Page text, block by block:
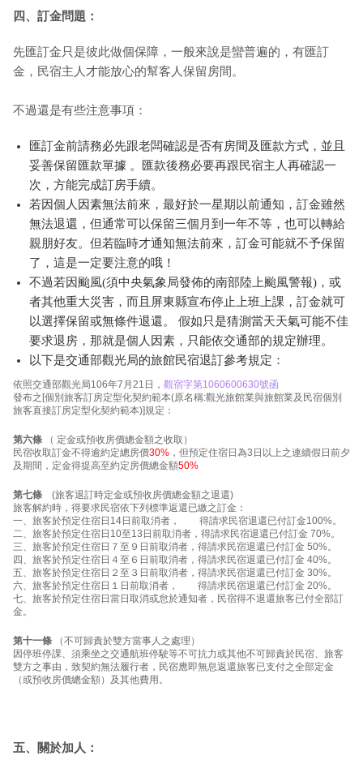
四、訂金問題：
先匯訂金只是彼此做個保障，一般來說是蠻普遍的，有匯訂
金，民宿主人才能放心的幫客人保留房間。
不過還是有些注意事項：
匯訂金前請務必先跟老闆確認是否有房間及匯款方式，並且
妥善保留匯款單據 。匯款後務必要再跟民宿主人再確認一
次，方能完成訂房手續。
若因個人因素無法前來，最好於一星期以前通知，訂金雖然
無法退還，但通常可以保留三個月到一年不等，也可以轉給
親朋好友。但若臨時才通知無法前來，訂金可能就不予保留
了，這是一定要注意的哦！
不過若因颱風(須中央氣象局發佈的南部陸上颱風警報)，或
者其他重大災害，而且屏東縣宣布停止上班上課，訂金就可
以選擇保留或無條件退還。 假如只是猜測當天天氣可能不佳
要求退房，那就是個人因素，只能依交通部的規定辦理。
以下是交通部觀光局的旅館民宿退訂參考規定：
依照交通部觀光局106年7月21日， 觀宿字第1060600630號函
發布之[個別旅客訂房定型化契約範本(原名稱:觀光旅館業與旅館業及民宿個別
旅客直接訂房定型化契約範本)]規定：
第六條 （ 定金或預收房價總金額之收取）
民宿收取訂金不得逾約定總房價30% ，但預定住宿日為3日以上之連續假日前夕
及期間，定金得提高至約定房價總金額50%
第七條 (旅客退訂時定金或預收房價總金額之退還)
旅客解約時，得要求民宿依下列標準返還已繳之訂金：
一、旅客於預定住宿日14日前取消者， 得請求民宿退還已付訂金100%。
二、旅客於預定住宿日10至13日前取消者，得請求民宿退還已付訂金 70%。
三、旅客於預定住宿日７至９日前取消者，得請求民宿退還已付訂金 50%。
四、旅客於預定住宿日４至６日前取消者，得請求民宿退還已付訂金 40%。
五、旅客於預定住宿日２至３日前取消者，得請求民宿退還已付訂金 30%。
六、旅客於預定住宿日１日前取消者， 得請求民宿退還已付訂金 20%。
七、旅客於預定住宿日當日取消或怠於通知者，民宿得不退還旅客已付全部訂
金。
第十一條 （不可歸責於雙方當事人之處理）
因停班停課、須乘坐之交通航班停駛等不可抗力或其他不可歸責於民宿、旅客
雙方之事由，致契約無法履行者，民宿應即無息返還旅客已支付之全部定金
（或預收房價總金額）及其他費用。
五、關於加人：